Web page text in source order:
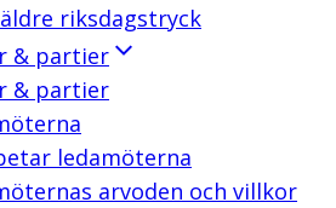
riksdagstryck
& partier
& partier
ledamöterna
arvoden och villkor